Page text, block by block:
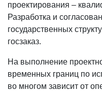
проектирования –
Разработка и
государственных
госзаказ.
На выполнение
временных границ по
во многом зависит от